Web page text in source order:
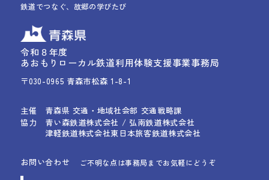
鉄道でつなぐ、故郷の学びたび
令和８年度
あおもりローカル鉄道利用体験支援事業事務局
〒030-0965 青森市松森 1-8-1
主催
青森県 交通・地域社会部 交通戦略課
協力
青い森鉄道株式会社 / 弘南鉄道株式会社
津軽鉄道株式会社東日本旅客鉄道株式会社
お問い合わせ ご不明な点は事務局までお気軽にどうぞ